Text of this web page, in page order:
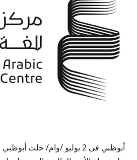
أبوظبي في 2 يوليو /وام/ حلت